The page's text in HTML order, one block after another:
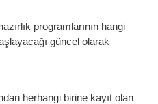
programlarının hangi
güncel olarak
herhangi birine kayıt olan